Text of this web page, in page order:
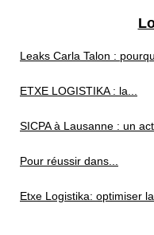
Leaks Carla Talon :
ETXE LOGISTIKA : la...
SICPA à Lausanne : un
Pour réussir dans...
Etxe Logistika: optimiser